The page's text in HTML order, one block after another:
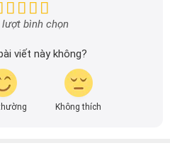
hơn.
lượt bình chọn
viết này không?
Không thích